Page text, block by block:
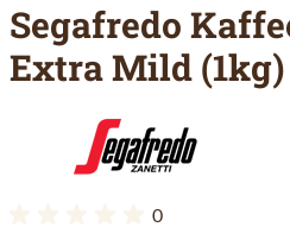
Segafredo
Extra Mild (1kg)
0